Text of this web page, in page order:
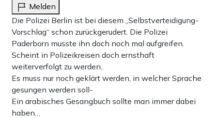
Melden
Die Polizei Berlin ist bei diesem „Selbstverteidigung-
Vorschlag“ schon zurückgerudert. Die Polizei
Paderborn musste ihn doch noch mal aufgreifen.
Scheint in Polizeikreisen doch ernsthaft
weiterverfolgt zu werden..
Es muss nur noch geklärt werden, in welcher Sprache
gesungen werden soll-
Ein arabisches Gesangbuch sollte man immer dabei
haben…